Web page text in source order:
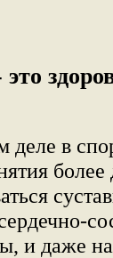
деле в
более
и даже